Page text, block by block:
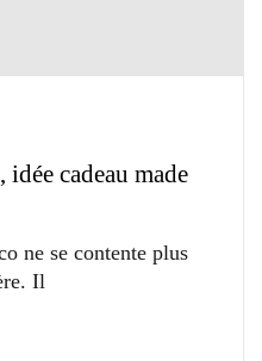
idée cadeau made
ne se contente plus
Il